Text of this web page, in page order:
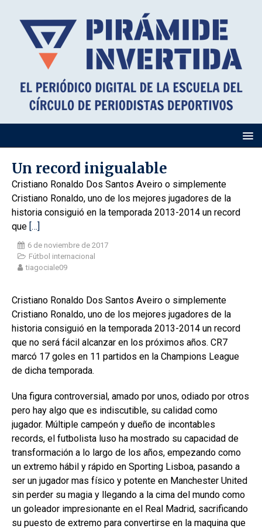
Un record inigualable
Cristiano Ronaldo Dos Santos Aveiro o simplemente
Cristiano Ronaldo, uno de los mejores jugadores de la
historia consiguió en la temporada 2013-2014 un record
que […]
6 de noviembre de 2017
Fútbol internacional
tiagociale09
Cristiano Ronaldo Dos Santos Aveiro o simplemente
Cristiano Ronaldo, uno de los mejores jugadores de la
historia consiguió en la temporada 2013-2014 un record
que no será fácil alcanzar en los próximos años. CR7
marcó 17 goles en 11 partidos en la Champions League
de dicha temporada.
Una figura controversial, amado por unos, odiado por otros
pero hay algo que es indiscutible, su calidad como
jugador. Múltiple campeón y dueño de incontables
records, el futbolista luso ha mostrado su capacidad de
transformación a lo largo de los años, empezando como
un extremo hábil y rápido en Sporting Lisboa, pasando a
ser un jugador mas físico y potente en Manchester United
sin perder su magia y llegando a la cima del mundo como
un goleador impresionante en el Real Madrid, sacrificando
su puesto de extremo para convertirse en la maquina que